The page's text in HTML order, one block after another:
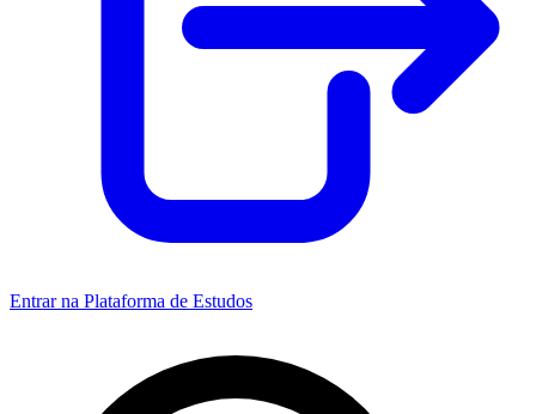
Entrar na Plataforma de Estudos